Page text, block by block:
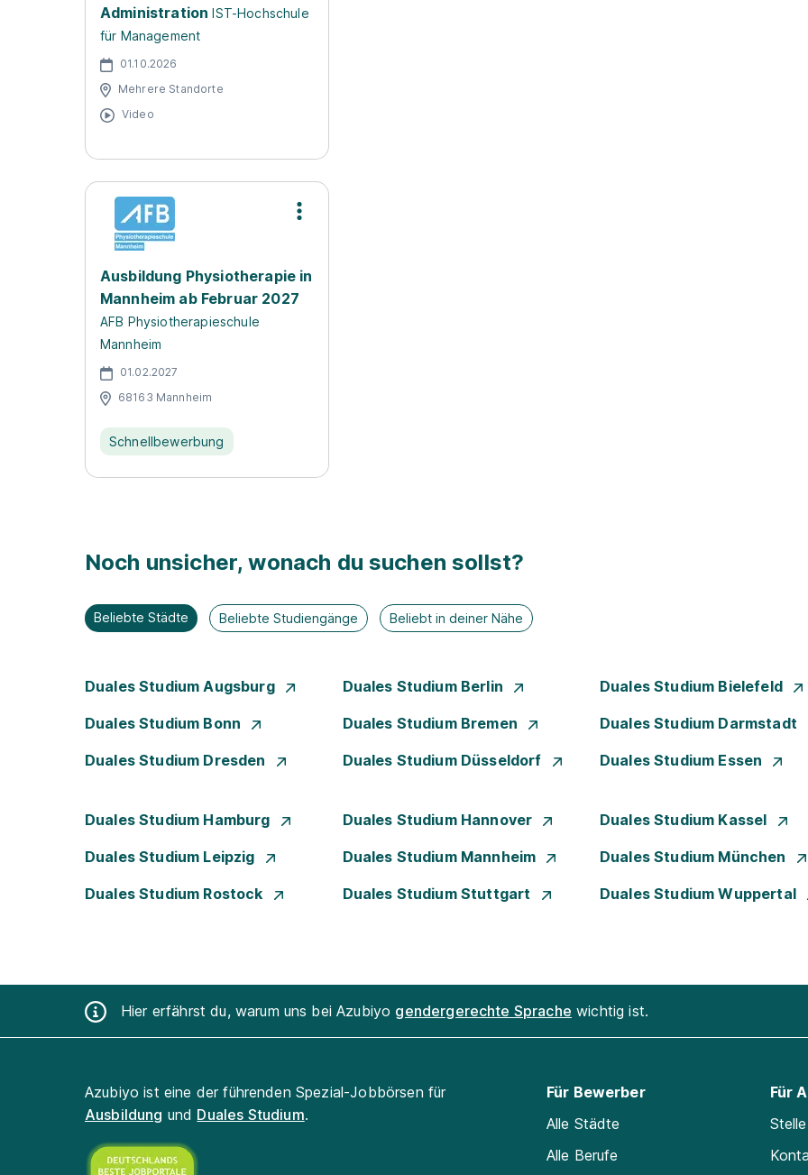
Administration IST-Hochschule
für Management
01.10.2026
Mehrere Standorte
Video
Ausbildung Physiotherapie in
Mannheim ab Februar 2027
AFB Physiotherapieschule
Mannheim
01.02.2027
68163 Mannheim
Schnellbewerbung
Noch unsicher, wonach du suchen sollst?
Beliebte Städte Beliebte Studiengänge Beliebt in deiner Nähe
Duales Studium Augsburg Duales Studium Berlin Duales Studium Bielefeld
Duales Studium Bonn Duales Studium Bremen Duales Studium Darmstadt
Duales Studium Dresden Duales Studium Düsseldorf Duales Studium Essen
Duales Studium Hamburg Duales Studium Hannover Duales Studium Kassel
Duales Studium Leipzig Duales Studium Mannheim Duales Studium München
Duales Studium Rostock Duales Studium Stuttgart Duales Studium Wuppertal
Hier erfährst du, warum uns bei Azubiyo gendergerechte Sprache wichtig ist.
Azubiyo ist eine der führenden Spezial-Jobbörsen für
Ausbildung und Duales Studium.
Für Bewerber
Alle Städte
Alle Berufe
Für